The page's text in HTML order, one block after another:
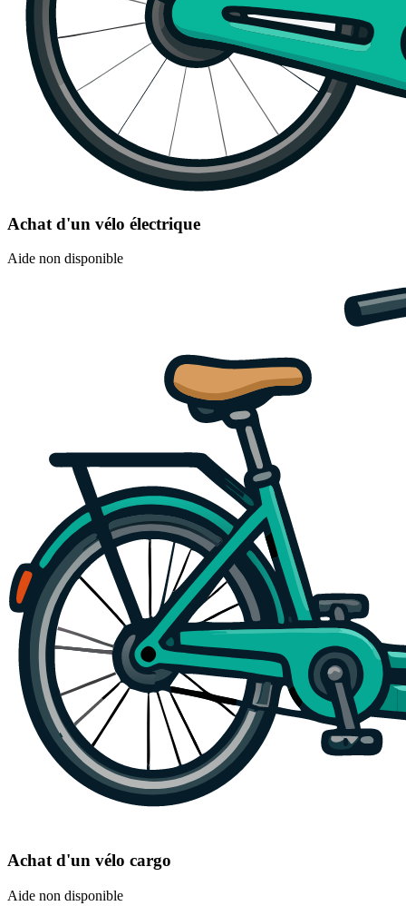
Achat d'un vélo électrique
Aide non disponible
Achat d'un vélo cargo
Aide non disponible